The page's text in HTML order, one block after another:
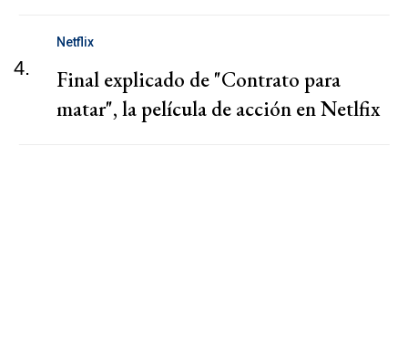
4.
Netflix
Final explicado de "Contrato para
matar", la película de acción en Netlfix